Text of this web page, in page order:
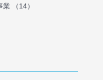
業
（14）